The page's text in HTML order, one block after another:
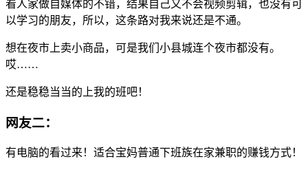
看人家做自媒体的不错，结果自己又不会视频剪辑，也没有可
以学习的朋友，所以，这条路对我来说还是不通。
想在夜市上卖小商品，可是我们小县城连个夜市都没有。
哎……
还是稳稳当当的上我的班吧！
网友二：
有电脑的看过来！适合宝妈普通下班族在家兼职的赚钱方式！